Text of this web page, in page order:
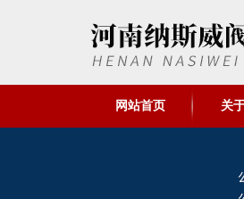
网站首页 关